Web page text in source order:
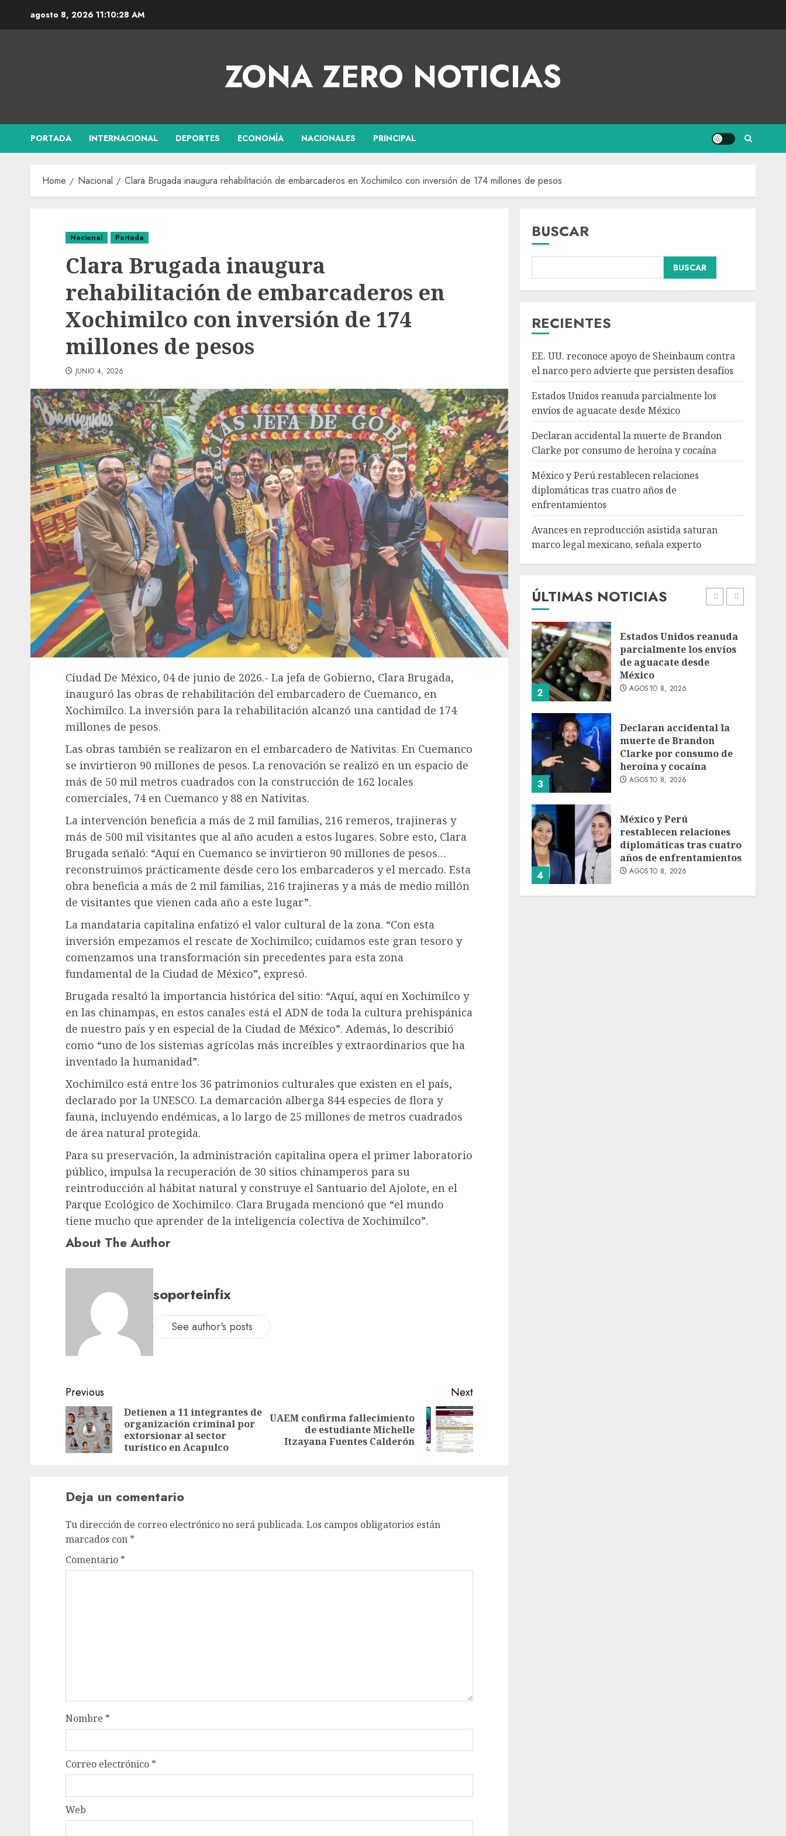
agosto 8, 2026 11:10:29 AM
ZONA ZERO NOTICIAS
PORTADA INTERNACIONAL DEPORTES ECONOMÍA NACIONALES PRINCIPAL
Home Nacional Clara Brugada inaugura rehabilitación de embarcaderos en Xochimilco con inversión de 174 millones de pesos
Nacional Portada
Clara Brugada inaugura
rehabilitación de embarcaderos en
Xochimilco con inversión de 174
millones de pesos
JUNIO 4, 2026
Ciudad De México, 04 de junio de 2026.- La jefa de Gobierno, Clara Brugada,
inauguró las obras de rehabilitación del embarcadero de Cuemanco, en
Xochimilco. La inversión para la rehabilitación alcanzó una cantidad de 174
millones de pesos.
Las obras también se realizaron en el embarcadero de Nativitas. En Cuemanco
se invirtieron 90 millones de pesos. La renovación se realizó en un espacio de
más de 50 mil metros cuadrados con la construcción de 162 locales
comerciales, 74 en Cuemanco y 88 en Nativitas.
La intervención beneficia a más de 2 mil familias, 216 remeros, trajineras y
más de 500 mil visitantes que al año acuden a estos lugares. Sobre esto, Clara
Brugada señaló: “Aquí en Cuemanco se invirtieron 90 millones de pesos…
reconstruimos prácticamente desde cero los embarcaderos y el mercado. Esta
obra beneficia a más de 2 mil familias, 216 trajineras y a más de medio millón
de visitantes que vienen cada año a este lugar”.
La mandataria capitalina enfatizó el valor cultural de la zona. “Con esta
inversión empezamos el rescate de Xochimilco; cuidamos este gran tesoro y
comenzamos una transformación sin precedentes para esta zona
fundamental de la Ciudad de México”, expresó.
Brugada resaltó la importancia histórica del sitio: “Aquí, aquí en Xochimilco y
en las chinampas, en estos canales está el ADN de toda la cultura prehispánica
de nuestro país y en especial de la Ciudad de México”. Además, lo describió
como “uno de los sistemas agrícolas más increíbles y extraordinarios que ha
inventado la humanidad”.
Xochimilco está entre los 36 patrimonios culturales que existen en el país,
declarado por la UNESCO. La demarcación alberga 844 especies de flora y
fauna, incluyendo endémicas, a lo largo de 25 millones de metros cuadrados
de área natural protegida.
Para su preservación, la administración capitalina opera el primer laboratorio
público, impulsa la recuperación de 30 sitios chinamperos para su
reintroducción al hábitat natural y construye el Santuario del Ajolote, en el
Parque Ecológico de Xochimilco. Clara Brugada mencionó que “el mundo
tiene mucho que aprender de la inteligencia colectiva de Xochimilco”.
About The Author
soporteinfix
See author's posts
Previous
Detienen a 11 integrantes de
organización criminal por
extorsionar al sector
turístico en Acapulco
Next
UAEM confirma fallecimiento
de estudiante Michelle
Itzayana Fuentes Calderón
Deja un comentario
Tu dirección de correo electrónico no será publicada. Los campos obligatorios están
marcados con *
Comentario *
Nombre *
Correo electrónico *
Web
BUSCAR
BUSCAR
RECIENTES
EE. UU. reconoce apoyo de Sheinbaum contra
el narco pero advierte que persisten desafíos
Estados Unidos reanuda parcialmente los
envíos de aguacate desde México
Declaran accidental la muerte de Brandon
Clarke por consumo de heroína y cocaína
México y Perú restablecen relaciones
diplomáticas tras cuatro años de
enfrentamientos
Avances en reproducción asistida saturan
marco legal mexicano, señala experto
ÚLTIMAS NOTICIAS
3
Declaran accidental la
4
México y Perú
restablecen relaciones
años de enfrentamientos
AGOSTO 8, 2026
5
Avances en reproducción
legal mexicano, señala
experto
1
EE. UU. reconoce apoyo
AGOSTO 8, 2026
2
Estados Unidos reanuda
parcialmente los envíos
de aguacate desde
México
AGOSTO 8, 2026
3
Declaran accidental la
muerte de Brandon
Clarke por consumo de
heroína y cocaína
AGOSTO 8, 2026
4
México y Perú
restablecen relaciones
diplomáticas tras cuatro
años de enfrentamientos
AGOSTO 8, 2026